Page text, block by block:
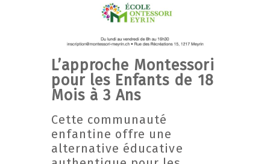
L’approche Montessori
pour les Enfants de 18
Mois à 3 Ans
Cette communauté
enfantine offre une
alternative éducative